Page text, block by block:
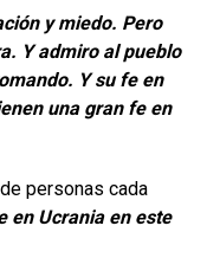
y miedo. Pero
Y admiro al pueblo
Y su fe en
una gran fe en
personas cada
en Ucrania en este